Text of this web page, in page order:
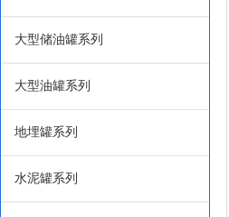
大型储油罐系列
大型油罐系列
地埋罐系列
水泥罐系列